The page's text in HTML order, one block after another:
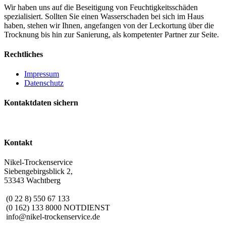
Wir haben uns auf die Beseitigung von Feuchtigkeitsschäden
spezialisiert. Sollten Sie einen Wasserschaden bei sich im Haus
haben, stehen wir Ihnen, angefangen von der Leckortung über die
Trocknung bis hin zur Sanierung, als kompetenter Partner zur Seite.
Rechtliches
Impressum
Datenschutz
Kontaktdaten sichern
Kontakt
Nikel-Trockenservice
Siebengebirgsblick 2,
53343 Wachtberg
(0 22 8) 550 67 133
(0 162) 133 8000 NOTDIENST
info@nikel-trockenservice.de